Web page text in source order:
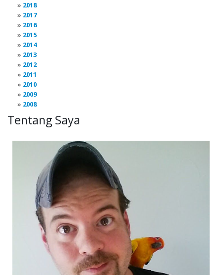
2018
2017
2016
2015
2014
2013
2012
2011
2010
2009
2008
Tentang Saya